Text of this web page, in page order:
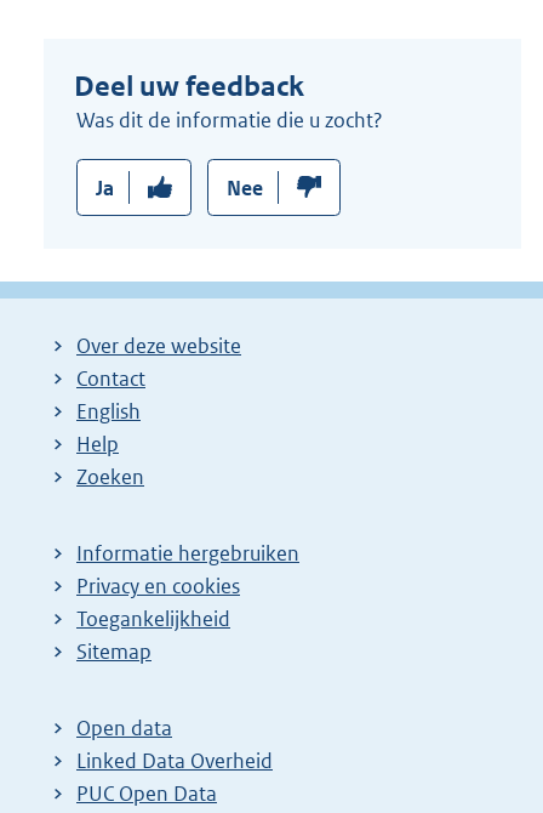
Deel uw feedback
Was dit de informatie die u zocht?
Ja Nee
Over deze website
Contact
English
Help
Zoeken
Informatie hergebruiken
Privacy en cookies
Toegankelijkheid
Sitemap
Open data
Linked Data Overheid
PUC Open Data